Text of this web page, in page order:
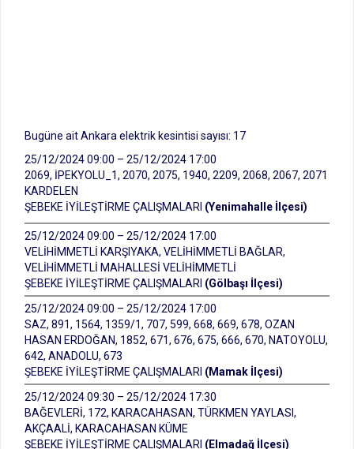
Bugüne ait Ankara elektrik kesintisi sayısı: 17
25/12/2024 09:00 – 25/12/2024 17:00
2069, İPEKYOLU_1, 2070, 2075, 1940, 2209, 2068, 2067, 2071
KARDELEN
ŞEBEKE İYİLEŞTİRME ÇALIŞMALARI (Yenimahalle İlçesi)
25/12/2024 09:00 – 25/12/2024 17:00
VELİHİMMETLİ KARŞIYAKA, VELİHİMMETLİ BAĞLAR,
VELİHİMMETLİ MAHALLESİ VELİHİMMETLİ
ŞEBEKE İYİLEŞTİRME ÇALIŞMALARI (Gölbaşı İlçesi)
25/12/2024 09:00 – 25/12/2024 17:00
SAZ, 891, 1564, 1359/1, 707, 599, 668, 669, 678, OZAN
HASAN ERDOĞAN, 1852, 671, 676, 675, 666, 670, NATOYOLU,
642, ANADOLU, 673
ŞEBEKE İYİLEŞTİRME ÇALIŞMALARI (Mamak İlçesi)
25/12/2024 09:30 – 25/12/2024 17:30
BAĞEVLERİ, 172, KARACAHASAN, TÜRKMEN YAYLASI,
AKÇAALİ, KARACAHASAN KÜME
ŞEBEKE İYİLEŞTİRME ÇALIŞMALARI (Elmadağ İlçesi)